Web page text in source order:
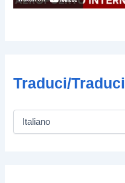
Traduci/Traduci